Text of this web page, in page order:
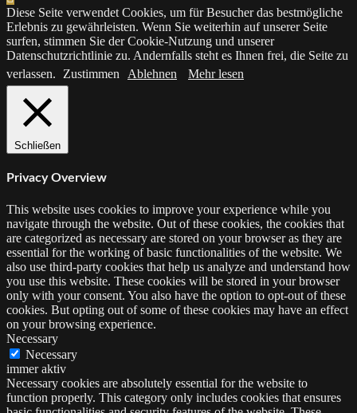
Diese Seite verwendet Cookies, um für Besucher das bestmögliche
Erlebnis zu gewährleisten. Wenn Sie weiterhin auf unserer Seite
surfen, stimmen Sie der Cookie-Nutzung und unserer
Datenschutzrichtlinie zu. Andernfalls steht es Ihnen frei, die Seite zu
verlassen.
Zustimmen Ablehnen Mehr lesen
Schließen
Privacy Overview
This website uses cookies to improve your experience while you
navigate through the website. Out of these cookies, the cookies that
are categorized as necessary are stored on your browser as they are
essential for the working of basic functionalities of the website. We
also use third-party cookies that help us analyze and understand how
you use this website. These cookies will be stored in your browser
only with your consent. You also have the option to opt-out of these
cookies. But opting out of some of these cookies may have an effect
on your browsing experience.
Necessary
Necessary
immer aktiv
Necessary cookies are absolutely essential for the website to
function properly. This category only includes cookies that ensures